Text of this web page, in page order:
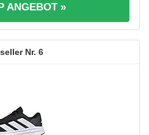
ANGEBOT »
6